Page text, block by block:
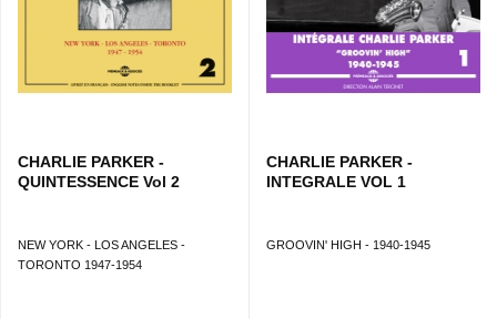
CHARLIE PARKER -
QUINTESSENCE Vol 2
NEW YORK - LOS ANGELES -
TORONTO 1947-1954
CHARLIE PARKER -
INTEGRALE VOL 1
GROOVIN' HIGH - 1940-1945